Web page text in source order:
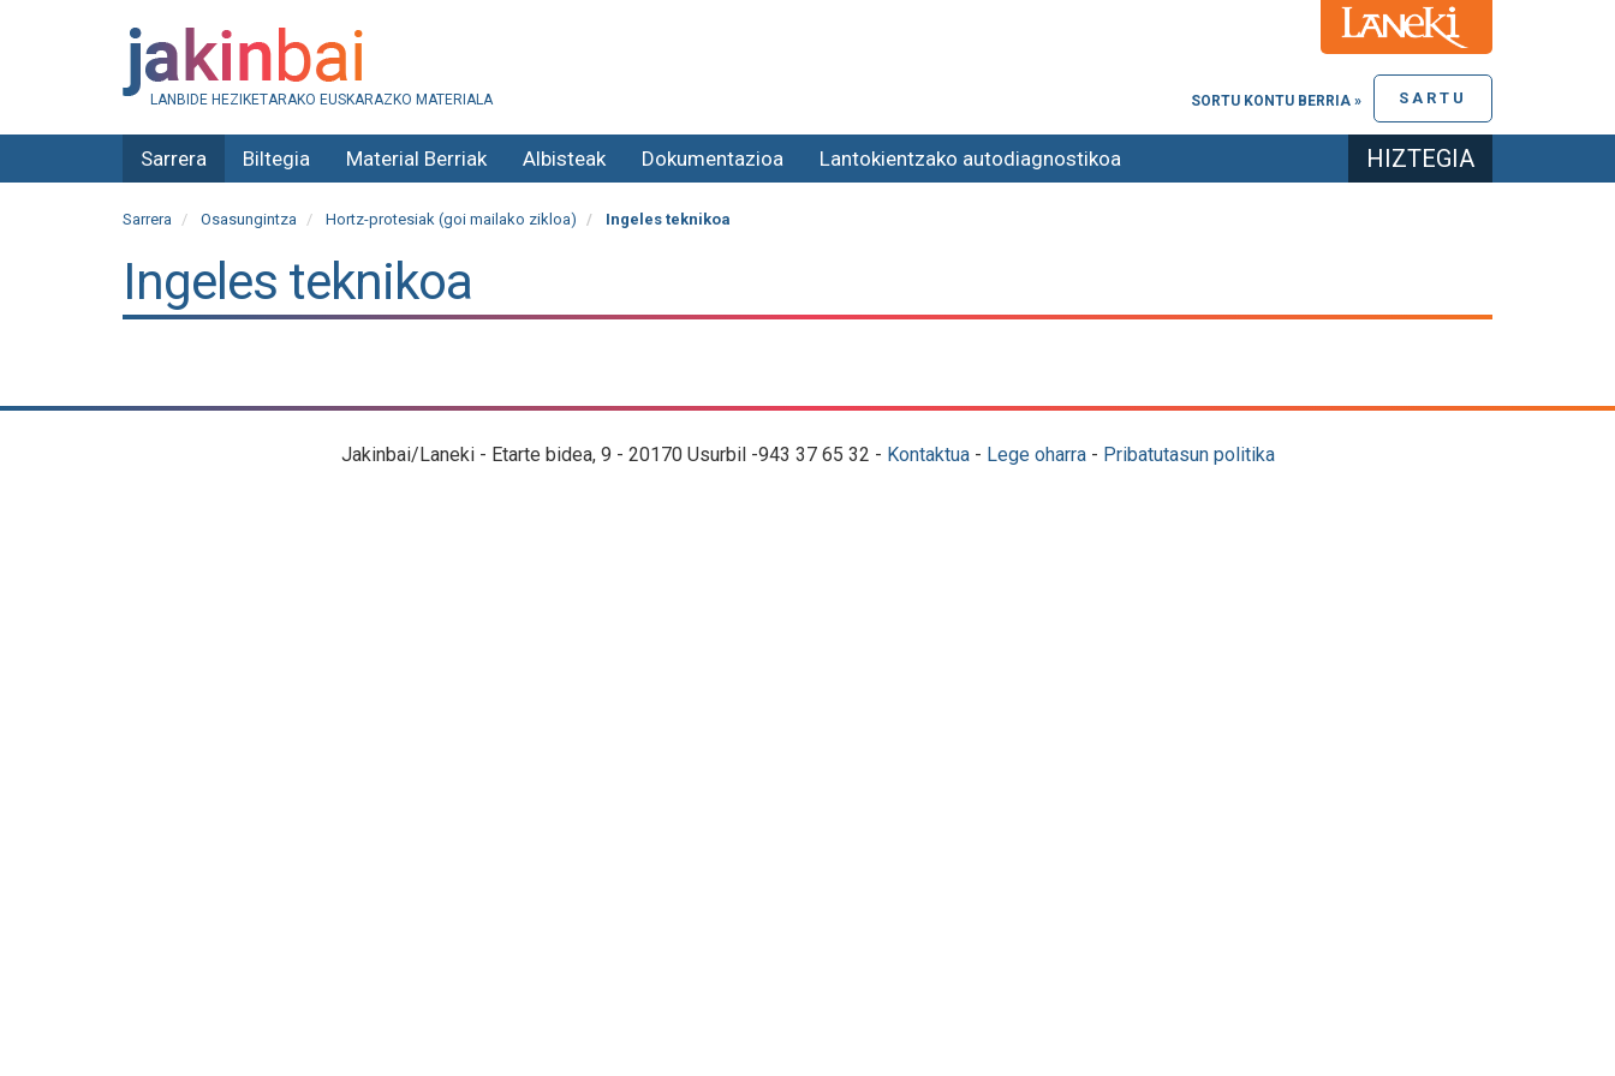
LANBIDE HEZIKETARAKO EUSKARAZKO MATERIALA SARTU
SORTU KONTU BERRIA »
Sarrera Biltegia Material Berriak Albisteak Dokumentazioa Lantokientzako autodiagnostikoa HIZTEGIA
Sarrera Osasungintza Hortz-protesiak (goi mailako zikloa) Ingeles teknikoa
Ingeles teknikoa
Jakinbai/Laneki - Etarte bidea, 9 - 20170 Usurbil -943 37 65 32 - Kontaktua- Lege oharra- Pribatutasun politika